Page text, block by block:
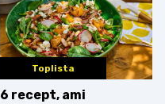
Toplista
6 recept, ami